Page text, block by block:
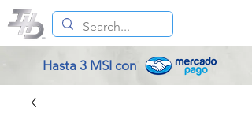
Hasta 3 MSI con